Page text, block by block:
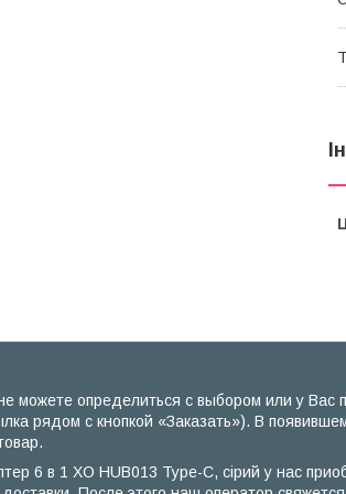
можете определиться с выбором или у Вас
рядом с кнопкой «Заказать»). В
6 в 1 XO HUB013 Type-C, сірий у нас